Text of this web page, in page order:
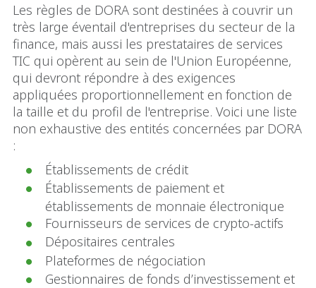
Les règles de DORA sont destinées à couvrir un
très large éventail d'entreprises du secteur de la
finance, mais aussi les prestataires de services
TIC qui opèrent au sein de l'Union Européenne,
qui devront répondre à des exigences
appliquées proportionnellement en fonction de
la taille et du profil de l'entreprise. Voici une liste
non exhaustive des entités concernées par DORA
:
Établissements de crédit
Établissements de paiement et
établissements de monnaie électronique
Fournisseurs de services de crypto-actifs
Dépositaires centrales
Plateformes de négociation
Gestionnaires de fonds d’investissement et